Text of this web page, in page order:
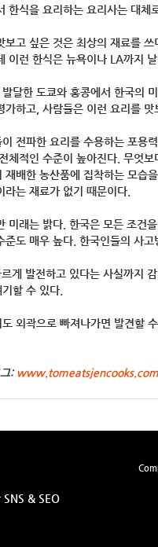
한식을 요리하는 요리사는 대
보고 싶은 것은 최상의 재료를
이런 한식은 뉴욕이나 LA까지
달한 도쿄와 홍콩에서 한국의
가하고, 사람들은 이런 요리를
전파한 요리를 수용하는 포용
체적인 수준이 높아진다. 무엇
재배한 농산품에 집착하는 모습
는 재료가 없기 때문이다.
미래는 밝다. 한국은 모든 조건
도 매우 높다. 한국인들의 사
게 발전하고 있다는 사실까지
할 수 있다.
외곽으로 빠져나가면 발견할
: www.tomeatsjencooks.com
& SEO